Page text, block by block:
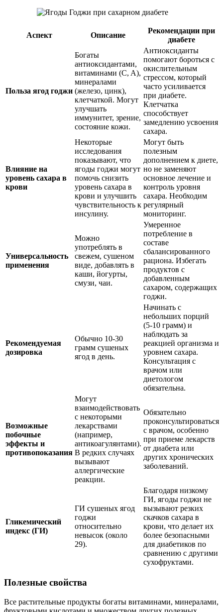
Аспект Описание
Рекомендации при
диабете
Польза ягод годжи
Богаты
антиоксидантами,
витаминами (C, A),
минералами
(железо, цинк),
клетчаткой. Могут
улучшать
иммунитет, зрение,
состояние кожи.
Антиоксиданты
помогают бороться с
окислительным
стрессом, который
часто усиливается
при диабете.
Клетчатка
способствует
замедлению усвоения
сахара.
Влияние на
уровень сахара в
крови
Некоторые
исследования
показывают, что
ягоды годжи могут
помочь снизить
уровень сахара в
крови и улучшить
чувствительность к
инсулину.
Могут быть
полезным
дополнением к диете,
но не заменяют
основное лечение и
контроль уровня
сахара. Необходим
регулярный
мониторинг.
Универсальность
применения
Можно
употреблять в
свежем, сушеном
виде, добавлять в
каши, йогурты,
смузи, чаи.
Умеренное
потребление в
составе
сбалансированного
рациона. Избегать
продуктов с
добавленным
сахаром, содержащих
годжи.
Рекомендуемая
дозировка
Обычно 10-30
грамм сушеных
ягод в день.
Начинать с
небольших порций
(5-10 грамм) и
наблюдать за
реакцией организма и
уровнем сахара.
Консультация с
врачом или
диетологом
обязательна.
Возможные
побочные
эффекты и
противопоказания
Могут
взаимодействовать
с некоторыми
лекарствами
(например,
антикоагулянтами).
В редких случаях
вызывают
аллергические
реакции.
Обязательно
проконсультироваться
с врачом, особенно
при приеме лекарств
от диабета или
других хронических
заболеваний.
Гликемический
индекс (ГИ)
ГИ сушеных ягод
годжи
относительно
невысок (около
29).
Благодаря низкому
ГИ, ягоды годжи не
вызывают резких
скачков сахара в
крови, что делает их
более безопасными
для диабетиков по
сравнению с другими
сухофруктами.
Полезные свойства
Все растительные продукты богаты витаминами, минералами,